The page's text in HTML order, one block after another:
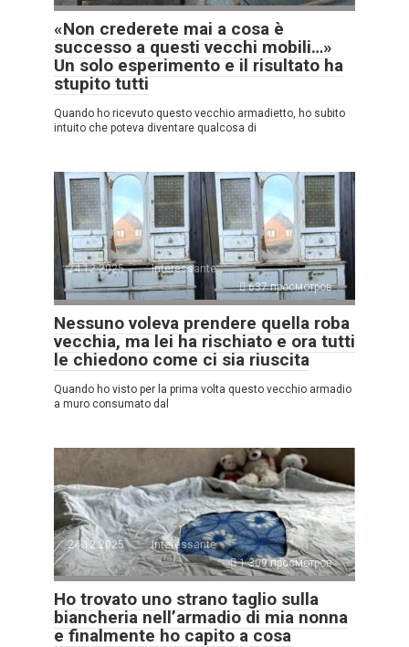
«Non crederete mai a cosa è
successo a questi vecchi mobili…»
Un solo esperimento e il risultato ha
stupito tutti
Quando ho ricevuto questo vecchio armadietto, ho subito
intuito che poteva diventare qualcosa di
24.12.2025
Interessante
637 просмотров
Nessuno voleva prendere quella roba
vecchia, ma lei ha rischiato e ora tutti
le chiedono come ci sia riuscita
Quando ho visto per la prima volta questo vecchio armadio
a muro consumato dal
24.12.2025
Interessante
1.309 просмотров
Ho trovato uno strano taglio sulla
biancheria nell’armadio di mia nonna
e finalmente ho capito a cosa